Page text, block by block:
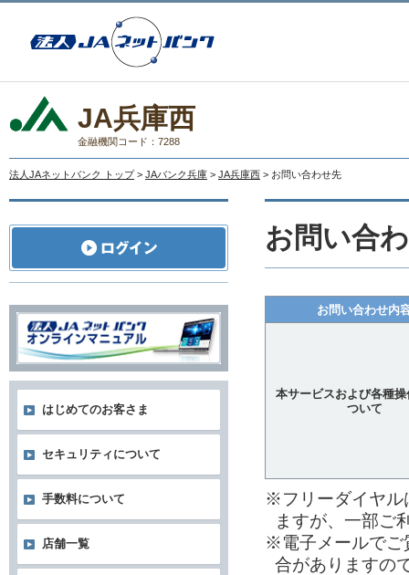
JA兵庫西
金融機関コード：7288
法人JAネットバンク トップ > JAバンク兵庫 > JA兵庫西 > お問い合わせ先
お問い合
お問い合わせ内
本サービスおよび各種操
ついて
※フリーダイヤル
ますが、一部ご
※電子メールでご
合がありますの
はじめてのお客さま
セキュリティについて
手数料について
店舗一覧